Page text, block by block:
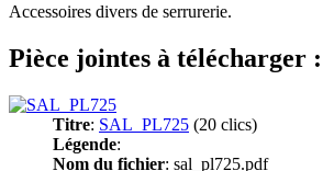
Accessoires divers de serrurerie.
Pièce jointes à télécharger :
Titre: SAL_PL725 (20 clics)
Légende:
Nom du fichier: sal_pl725.pdf